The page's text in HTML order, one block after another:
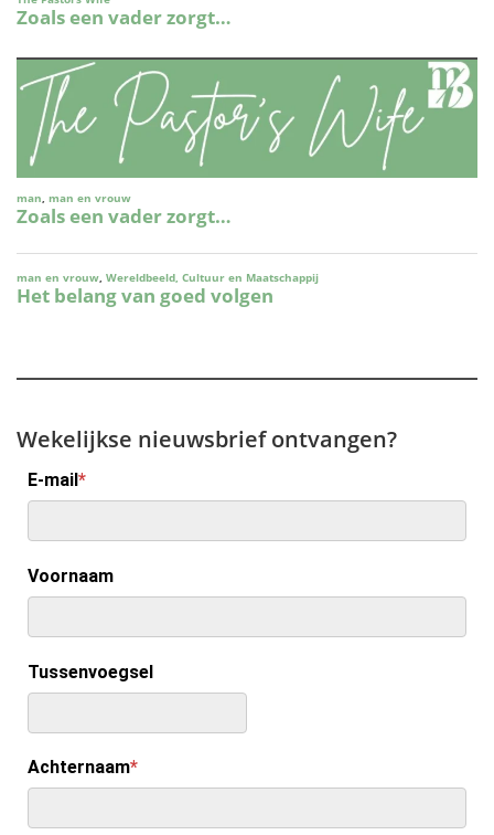
Wekelijkse nieuwsbrief ontvangen?